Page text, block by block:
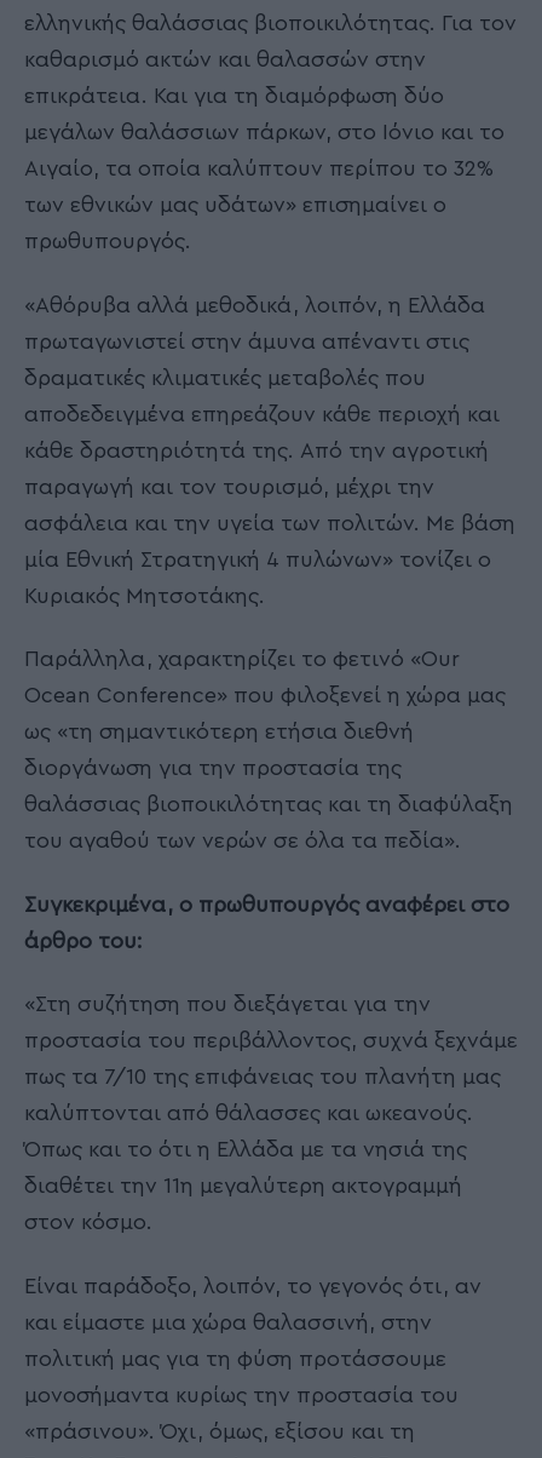
ελληνικής θαλάσσιας βιοποικιλότητας. Για τον
καθαρισμό ακτών και θαλασσών στην
επικράτεια. Και για τη διαμόρφωση δύο
μεγάλων θαλάσσιων πάρκων, στο Ιόνιο και το
Αιγαίο, τα οποία καλύπτουν περίπου το 32%
των εθνικών μας υδάτων» επισημαίνει ο
πρωθυπουργός.
«Αθόρυβα αλλά μεθοδικά, λοιπόν, η Ελλάδα
πρωταγωνιστεί στην άμυνα απέναντι στις
δραματικές κλιματικές μεταβολές που
αποδεδειγμένα επηρεάζουν κάθε περιοχή και
κάθε δραστηριότητά της. Από την αγροτική
παραγωγή και τον τουρισμό, μέχρι την
ασφάλεια και την υγεία των πολιτών. Με βάση
μία Εθνική Στρατηγική 4 πυλώνων» τονίζει ο
Κυριακός Μητσοτάκης.
Παράλληλα, χαρακτηρίζει το φετινό «Our
Ocean Conference» που φιλοξενεί η χώρα μας
ως «τη σημαντικότερη ετήσια διεθνή
διοργάνωση για την προστασία της
θαλάσσιας βιοποικιλότητας και τη διαφύλαξη
του αγαθού των νερών σε όλα τα πεδία».
Συγκεκριμένα, ο πρωθυπουργός αναφέρει στο
άρθρο του:
«Στη συζήτηση που διεξάγεται για την
προστασία του περιβάλλοντος, συχνά ξεχνάμε
πως τα 7/10 της επιφάνειας του πλανήτη μας
καλύπτονται από θάλασσες και ωκεανούς.
Όπως και το ότι η Ελλάδα με τα νησιά της
διαθέτει την 11η μεγαλύτερη ακτογραμμή
στον κόσμο.
Είναι παράδοξο, λοιπόν, το γεγονός ότι, αν
και είμαστε μια χώρα θαλασσινή, στην
πολιτική μας για τη φύση προτάσσουμε
μονοσήμαντα κυρίως την προστασία του
«πράσινου». Όχι, όμως, εξίσου και τη